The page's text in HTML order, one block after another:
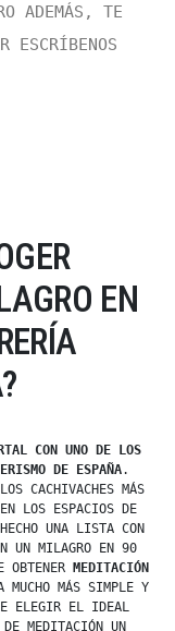
ADEMÁS, TE
ESCRÍBENOS
EN
CON UNO DE LOS
DE ESPAÑA.
CACHIVACHES MÁS
LOS ESPACIOS DE
UNA LISTA CON
UN MILAGRO EN 90
MEDITACIÓN
MÁS SIMPLE Y
ELEGIR EL IDEAL
MEDITACIÓN UN